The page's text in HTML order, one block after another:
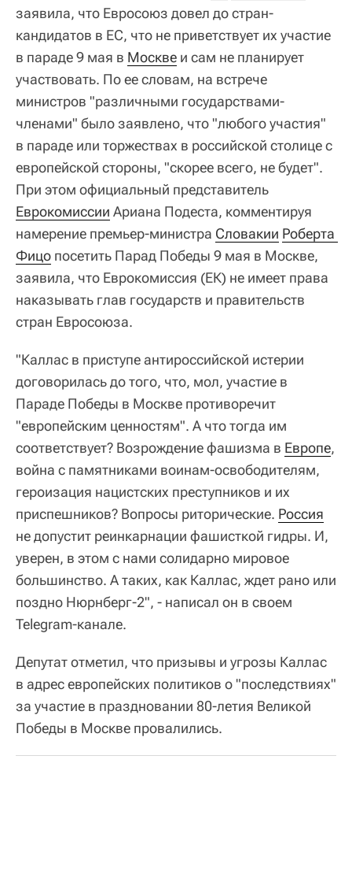
заявила, что Евросоюз довел до стран-
кандидатов в ЕС, что не приветствует их участие
в параде 9 мая в Москве и сам не планирует
участвовать. По ее словам, на встрече
министров "различными государствами-
членами" было заявлено, что "любого участия"
в параде или торжествах в российской столице с
европейской стороны, "скорее всего, не будет".
При этом официальный представитель
Еврокомиссии Ариана Подеста, комментируя
намерение премьер-министра Словакии Роберта
Фицо посетить Парад Победы 9 мая в Москве,
заявила, что Еврокомиссия (ЕК) не имеет права
наказывать глав государств и правительств
стран Евросоюза.
"Каллас в приступе антироссийской истерии
договорилась до того, что, мол, участие в
Параде Победы в Москве противоречит
"европейским ценностям". А что тогда им
соответствует? Возрождение фашизма в Европе,
война с памятниками воинам-освободителям,
героизация нацистских преступников и их
приспешников? Вопросы риторические. Россия
не допустит реинкарнации фашисткой гидры. И,
уверен, в этом с нами солидарно мировое
большинство. А таких, как Каллас, ждет рано или
поздно Нюрнберг-2", - написал он в своем
Telegram-канале.
Депутат отметил, что призывы и угрозы Каллас
в адрес европейских политиков о "последствиях"
за участие в праздновании 80-летия Великой
Победы в Москве провалились.